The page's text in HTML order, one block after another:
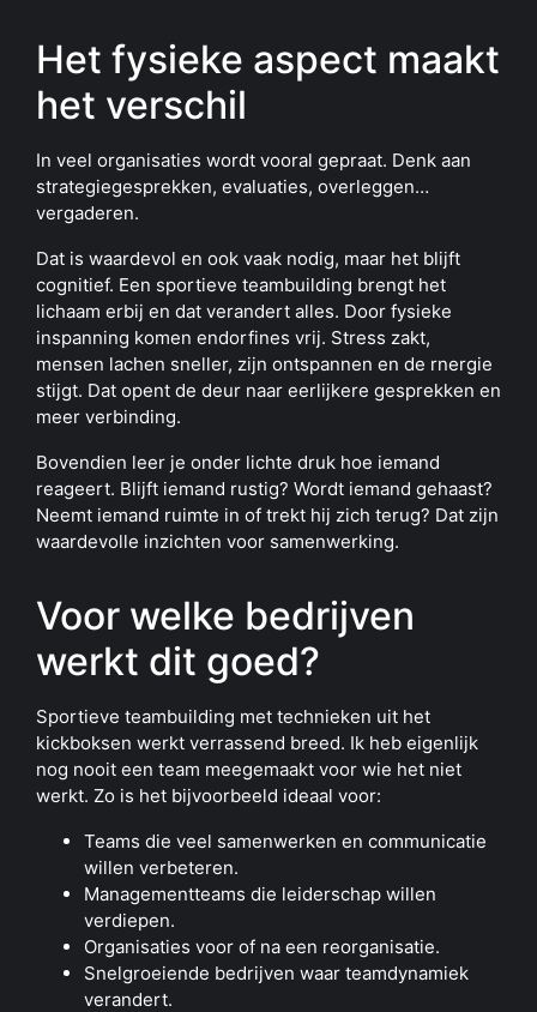
Het fysieke aspect maakt
het verschil
In veel organisaties wordt vooral gepraat. Denk aan
strategiegesprekken, evaluaties, overleggen…
vergaderen.
Dat is waardevol en ook vaak nodig, maar het blijft
cognitief. Een sportieve teambuilding brengt het
lichaam erbij en dat verandert alles. Door fysieke
inspanning komen endorfines vrij. Stress zakt,
mensen lachen sneller, zijn ontspannen en de rnergie
stijgt. Dat opent de deur naar eerlijkere gesprekken en
meer verbinding.
Bovendien leer je onder lichte druk hoe iemand
reageert. Blijft iemand rustig? Wordt iemand gehaast?
Neemt iemand ruimte in of trekt hij zich terug? Dat zijn
waardevolle inzichten voor samenwerking.
Voor welke bedrijven
werkt dit goed?
Sportieve teambuilding met technieken uit het
kickboksen werkt verrassend breed. Ik heb eigenlijk
nog nooit een team meegemaakt voor wie het niet
werkt. Zo is het bijvoorbeeld ideaal voor:
Teams die veel samenwerken en communicatie
willen verbeteren.
Managementteams die leiderschap willen
verdiepen.
Organisaties voor of na een reorganisatie.
Snelgroeiende bedrijven waar teamdynamiek
verandert.